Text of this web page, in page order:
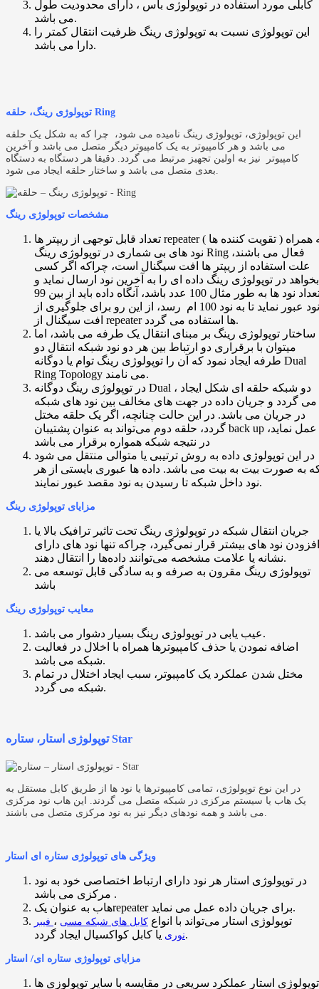
کابلی مورد استفاده در توپولوژی باس ، دارای محدودیت طول
می باشد.
این توپولوژی نسبت به توپولوژی رینگ ظرفیت انتقال کمتر را
دارا می باشد.
توپولوژی رینگ، حلقه Ring
این توپولوژی، توپولوژی رینگ نامیده می ‌شود، چرا که به شکل یک حلقه
می باشد و هر کامپیوتر به یک کامپیوتر دیگر متصل می باشد و آخرین
کامپیوتر نیز به اولین تجهیز مرتبط می گردد. دقیقا هر دستگاه به دستگاه
مشخصات توپولوژی رینگ
تعداد قابل توجهی از ریپتر ها repeater ( تقویت کننده ها ) به همراه
نود های بی شماری در توپولوژی رینگ Ring فعال می باشند،
علت استفاده از ریپتر ها افت سیگنال است، چراکه اگر کسی
بخواهد در توپولوژی رینگ داده ای را به آخرین نود ارسال نماید و
تعداد نود ها به طور مثال 100 عدد باشد، آنگاه داده باید از بین 99
نود عبور نماید تا به نود 100 ام رسد، از این رو برای جلوگیری از
افت سیگنال از repeater ها استفاده می گردد.
ساختار توپولوژی رینگ بر مبنای انتقال یک طرفه می باشد، اما
میتوان با برقراری دو ارتباط بین هر دو نود شبکه انتقال دو
طرفه ایجاد نمود که آن را توپولوژی رینگ توام یا دوگانه Dual
Ring Topology می نامند.
در توپولوژی رینگ دوگانه Dual ، دو شبکه حلقه‌ ای شکل ایجاد
می گردد و جریان داده در جهت های مخالف بین نود های شبکه
در جریان می باشد. در این حالت چنانچه، اگر یک حلقه مختل
گردد، حلقه دوم می‌تواند به عنوان پشتیبان back up عمل نماید،
در نتیجه شبکه همواره برقرار می باشد
در این توپولوژی داده به روش ترتیبی یا متوالی منتقل می‌ شود
به صورت بیت به بیت می باشد. داده ها عبوری بایستی از هر
نود داخل شبکه تا رسیدن به نود مقصد عبور نمایند.
مزایای توپولوژی رینگ
جریان انتقال شبکه در توپولوژی رینگ تحت‌ تاثیر ترافیک بالا یا
افزودن نود های بیشتر قرار نمی‌گیرد، چراکه تنها نود های دارای
نشانه یا علامت مشخصه می‌توانند داده‌ها را انتقال دهند.
توپولوژی رینگ مقرون به صرفه و به سادگی قابل توسعه می
باشد
معایب توپولوژی رینگ
عیب ‌یابی در توپولوژی رینگ بسیار دشوار می باشد.
اضافه نمودن یا حذف کامپیوترها همراه با اخلال در فعالیت
شبکه می باشد.
مختل شدن عملکرد یک کامپیوتر، سبب ایجاد اختلال در تمام
شبکه می گردد.
توپولوژی استار، ستاره Star
در این نوع توپولوژی، تمامی کامپیوترها یا نود ها از طریق کابل مستقل به
یک هاب یا سیستم مرکزی در شبکه متصل می گردند. این هاب نود مرکزی
می باشد و همه نودهای دیگر نیز به نود مرکزی متصل می باشند.
ویژگی های توپولوژی ستاره ای استار
در توپولوژی استار هر نود دارای ارتباط اختصاصی خود به نود
مرکزی می باشد .
هاب به عنوان یکrepeater برای جریان داده‌ عمل می نماید.
توپولوژی استار می‌تواند با انواع کابل های شبکه مسی ، فیبر
نورییا کابل کواکسیال ایجاد گردد.
مزایای توپولوژی ستاره ای/ استار
توپولوژی استار عملکرد سریعی در مقایسه با سایر توپولوزی ها